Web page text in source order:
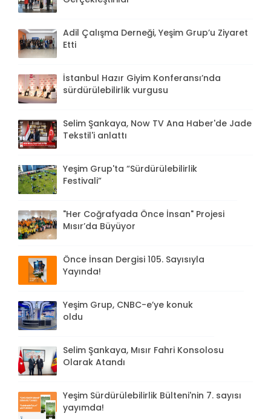
Adil Çalışma Derneği, Yeşim Grup’u Ziyaret
Etti
İstanbul Hazır Giyim Konferansı’nda
sürdürülebilirlik vurgusu
Selim Şankaya, Now TV Ana Haber'de Jade
Tekstil'i anlattı
Yeşim Grup'ta “Sürdürülebilirlik
Festivali”
"Her Coğrafyada Önce İnsan" Projesi
Mısır’da Büyüyor
Önce İnsan Dergisi 105. Sayısıyla
Yayında!
Yeşim Grup, CNBC-e’ye konuk
oldu
Selim Şankaya, Mısır Fahri Konsolosu
Olarak Atandı
Yeşim Sürdürülebilirlik Bülteni'nin 7. sayısı
yayımda!